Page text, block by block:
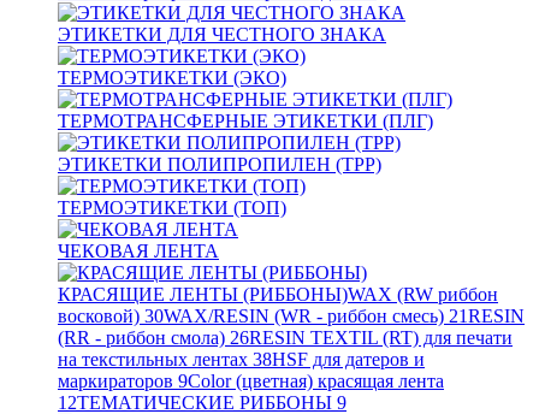
ЭТИКЕТКИ ДЛЯ ЧЕСТНОГО ЗНАКА
ТЕРМОЭТИКЕТКИ (ЭКО)
ТЕРМОТРАНСФЕРНЫЕ ЭТИКЕТКИ (ПЛГ)
ЭТИКЕТКИ ПОЛИПРОПИЛЕН (TPP)
ТЕРМОЭТИКЕТКИ (ТОП)
ЧЕКОВАЯ ЛЕНТА
КРАСЯЩИЕ ЛЕНТЫ (РИББОНЫ)WAX (RW риббон
восковой) 30WAX/RESIN (WR - риббон смесь) 21RESIN
(RR - риббон смола) 26RESIN TEXTIL (RT) для печати
на текстильных лентах 38HSF для датеров и
маркираторов 9Color (цветная) красящая лента
12ТЕМАТИЧЕСКИЕ РИББОНЫ 9